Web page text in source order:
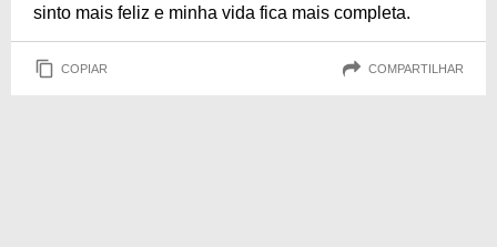
sinto mais feliz e minha vida fica mais completa.
COPIAR COMPARTILHAR